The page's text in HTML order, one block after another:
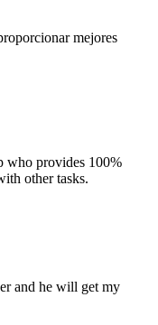
mejores
who provides 100%
other tasks.
and he will get my